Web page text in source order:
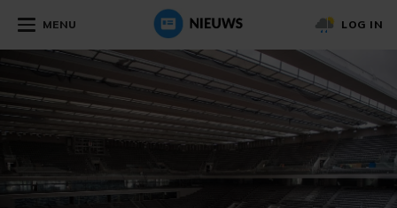
MENU LOG IN